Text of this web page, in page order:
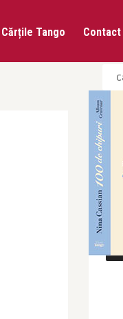
Cărțile Tango Contact